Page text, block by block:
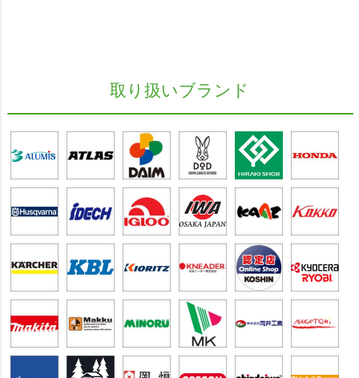
取り扱いブランド